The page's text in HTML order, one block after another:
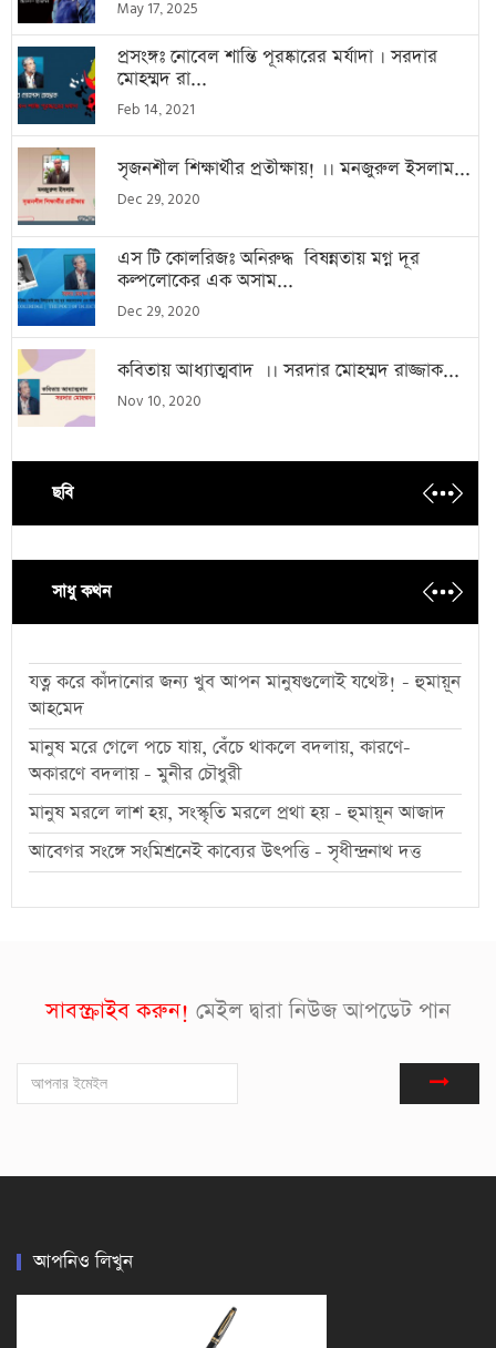
May 17, 2025
প্রসংঙ্গঃ নোবেল শান্তি পূরষ্কারের মর্যাদা । সরদার
মোহম্মদ রা...
Feb 14, 2021
সৃজনশীল শিক্ষার্থীর প্রতীক্ষায়! ।। মনজুরুল ইসলাম...
Dec 29, 2020
এস টি কোলরিজঃ অনিরুদ্ধ বিষন্নতায় মগ্ন দূর
কল্পলোকের এক অসাম...
Dec 29, 2020
কবিতায় আধ্যাত্মবাদ ।। সরদার মোহম্মদ রাজ্জাক...
Nov 10, 2020
ছবি
সাধু কথন
যত্ন করে কাঁদানোর জন্য খুব আপন মানুষগুলোই যথেষ্ট! - হুমায়ূন
আহমেদ
মানুষ মরে গেলে পচে যায়, বেঁচে থাকলে বদলায়, কারণে-
অকারণে বদলায় - মুনীর চৌধুরী
মানুষ মরলে লাশ হয়, সংস্কৃতি মরলে প্রথা হয় - হুমায়ূন আজাদ
আবেগর সংঙ্গে সংমিশ্রনেই কাব্যের উৎপত্তি - সৃধীন্দ্রনাথ দত্ত
সাবস্ক্রাইব করুন! মেইল দ্বারা নিউজ আপডেট পান
আপনিও লিখুন